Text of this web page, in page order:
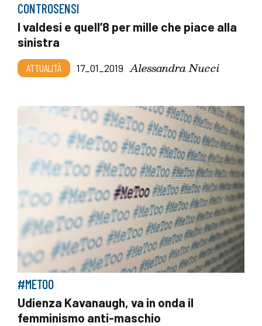
CONTROSENSI
I valdesi e quell’8 per mille che piace alla
sinistra
ATTUALITÀ 17_01_2019 Alessandra Nucci
#METOO
Udienza Kavanaugh, va in onda il
femminismo anti-maschio